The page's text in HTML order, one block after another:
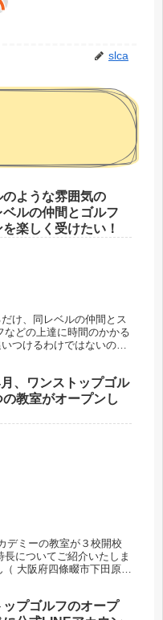
slca
のような雰囲気の
ベルの仲間とゴルフ
楽しく受けたい！
け、同レベルの仲間とス
どの上達に時間のかかる
つけるわけではないの
、ワンストップゴル
の教室がオープンし
デミーの教室が３校開校
についてご紹介いたしま
大阪府四條畷市下田原）
ップゴルフのオープ